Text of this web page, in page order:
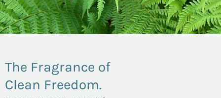
The Fragrance of
Clean Freedom.